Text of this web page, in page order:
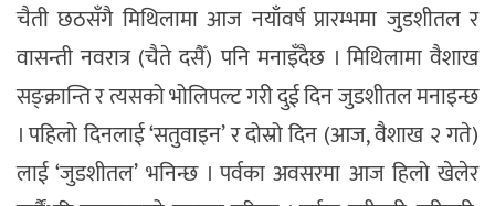
चैती छठसँगै मिथिलामा आज नयाँवर्ष प्रारम्भमा जुडशीतल र
वासन्ती नवरात्र (चैते दसैँ) पनि मनाइँदैछ । मिथिलामा वैशाख
सङ्क्रान्ति र त्यसको भोलिपल्ट गरी दुई दिन जुडशीतल मनाइन्छ
। पहिलो दिनलाई ‘सतुवाइन’ र दोस्रो दिन (आज, वैशाख २ गते)
लाई ‘जुडशीतल’ भनिन्छ । पर्वका अवसरमा आज हिलो खेलेर